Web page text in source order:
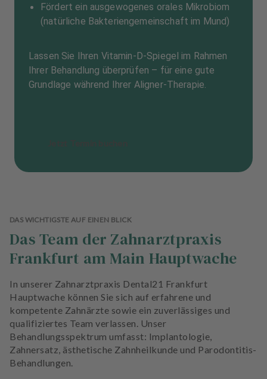
Fördert ein ausgewogenes orales Mikrobiom
(natürliche Bakteriengemeinschaft im Mund)
Lassen Sie Ihren Vitamin-D-Spiegel im Rahmen
Ihrer Behandlung überprüfen – für eine gute
Grundlage während Ihrer Aligner-Therapie.
DAS WICHTIGSTE AUF EINEN BLICK
Das Team der Zahnarztpraxis
Frankfurt am Main Hauptwache
In unserer Zahnarztpraxis Dental21 Frankfurt
Hauptwache können Sie sich auf erfahrene und
kompetente Zahnärzte sowie ein zuverlässiges und
qualifiziertes Team verlassen. Unser
Behandlungsspektrum umfasst: Implantologie,
Zahnersatz, ästhetische Zahnheilkunde und Parodontitis-
Behandlungen.